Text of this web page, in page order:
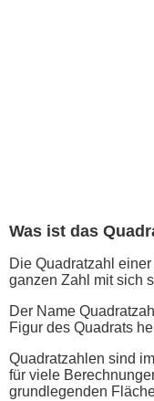
Was ist das
Die Quadratzahl
ganzen Zahl mit sich
Der Name
Figur des Quadrats
Quadratzahlen sind
für viele
grundlegenden